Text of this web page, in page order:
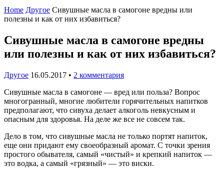
Home Другое Сивушные масла в самогоне вредны или
полезны и как от них избавиться?
Сивушные масла в самогоне вредны
или полезны и как от них избавиться?
Другое 16.05.2017 • 2 комментария
Сивушные масла в самогоне — вред или польза? Вопрос
многогранный, многие любители горячительных напитков
предполагают, что сивуха делает алкоголь невкусным и
опасным для здоровья. На деле же все не совсем так.
Дело в том, что сивушные масла не только портят напиток,
еще они придают ему своеобразный аромат. С точки зрения
простого обывателя, самый «чистый» и крепкий напиток —
это водка, а самый «грязный» — это виски.